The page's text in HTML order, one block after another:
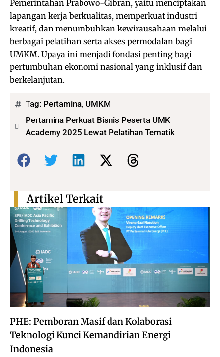
Pemerintahan Prabowo-Gibran, yaitu menciptakan
lapangan kerja berkualitas, memperkuat industri
kreatif, dan menumbuhkan kewirausahaan melalui
berbagai pelatihan serta akses permodalan bagi
UMKM. Upaya ini menjadi fondasi penting bagi
pertumbuhan ekonomi nasional yang inklusif dan
berkelanjutan.
Tag: Pertamina, UMKM
Pertamina Perkuat Bisnis Peserta UMK
Academy 2025 Lewat Pelatihan Tematik
Bagikan:
PHE: Pemboran Masif dan Kolaborasi
Teknologi Kunci Kemandirian Energi
Indonesia
Artikel Terkait